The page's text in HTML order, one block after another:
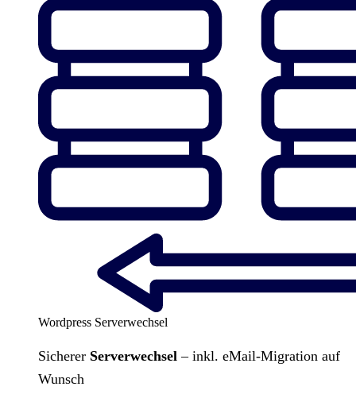
Wordpress Serverwechsel
Sicherer Serverwechsel – inkl. eMail-Migration auf
Wunsch